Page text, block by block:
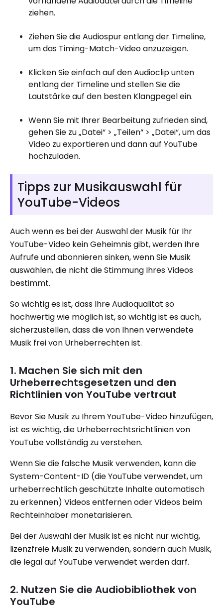
ziehen.
Ziehen Sie die Audiospur entlang der Timeline,
um das Timing-Match-Video anzuzeigen.
Klicken Sie einfach auf den Audioclip unten
entlang der Timeline und stellen Sie die
Lautstärke auf den besten Klangpegel ein.
Wenn Sie mit Ihrer Bearbeitung zufrieden sind,
gehen Sie zu „Datei“ > „Teilen“ > „Datei“, um das
Video zu exportieren und dann auf YouTube
hochzuladen.
Tipps zur Musikauswahl für
YouTube-Videos
Auch wenn es bei der Auswahl der Musik für Ihr
YouTube-Video kein Geheimnis gibt, werden Ihre
Aufrufe und abonnieren sinken, wenn Sie Musik
auswählen, die nicht die Stimmung Ihres Videos
bestimmt.
So wichtig es ist, dass Ihre Audioqualität so
hochwertig wie möglich ist, so wichtig ist es auch,
sicherzustellen, dass die von Ihnen verwendete
Musik frei von Urheberrechten ist.
1. Machen Sie sich mit den
Urheberrechtsgesetzen und den
Richtlinien von YouTube vertraut
Bevor Sie Musik zu Ihrem YouTube-Video hinzufügen,
ist es wichtig, die Urheberrechtsrichtlinien von
YouTube vollständig zu verstehen.
Wenn Sie die falsche Musik verwenden, kann die
System-Content-ID (die YouTube verwendet, um
urheberrechtlich geschützte Inhalte automatisch
zu erkennen) Videos entfernen oder Videos beim
Rechteinhaber monetarisieren.
Bei der Auswahl der Musik ist es nicht nur wichtig,
lizenzfreie Musik zu verwenden, sondern auch Musik,
die legal auf YouTube verwendet werden darf.
2. Nutzen Sie die Audiobibliothek von
YouTube